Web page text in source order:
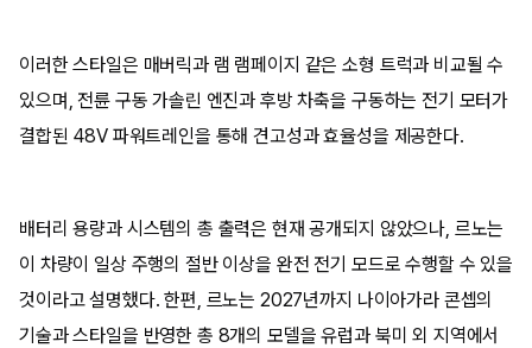
이러한 스타일은 매버릭과 램 램페이지 같은 소형 트럭과 비교될 수
있으며, 전륜 구동 가솔린 엔진과 후방 차축을 구동하는 전기 모터가
결합된 48V 파워트레인을 통해 견고성과 효율성을 제공한다.
배터리 용량과 시스템의 총 출력은 현재 공개되지 않았으나, 르노는
이 차량이 일상 주행의 절반 이상을 완전 전기 모드로 수행할 수 있을
것이라고 설명했다. 한편, 르노는 2027년까지 나이아가라 콘셉의
기술과 스타일을 반영한 총 8개의 모델을 유럽과 북미 외 지역에서